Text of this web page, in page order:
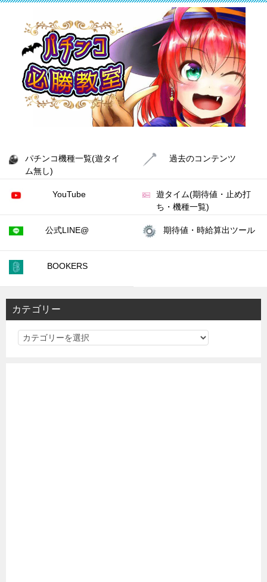
パチンコ機種一覧(遊タイ
ム無し)
過去のコンテンツ
YouTube
遊タイム(期待値・止め打
ち・機種一覧)
公式LINE@ 期待値・時給算出ツール
BOOKERS
カテゴリー
カ